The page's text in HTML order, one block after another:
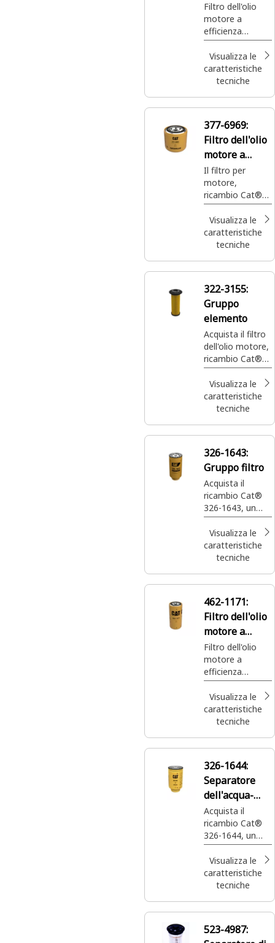
Filtro dell'olio
motore a
efficienza
standard
Visualizza le
caratteristiche
tecniche
377-6969:
Filtro dell'olio
motore a
efficienza
standard
Il filtro per
motore,
ricambio Cat®
377-6969, offre
un'efficienza
standard per
proteggere il
macchina e
funzionamento
ottimale.
Visualizza le
caratteristiche
tecniche
322-3155:
Gruppo
elemento
Acquista il filtro
dell'olio motore,
ricambio Cat®
322-3155, che
offre
un'efficienza
standard per
motore della tua
assicurarne il
funzionamento
ottimale.
Visualizza le
caratteristiche
tecniche
326-1643:
Gruppo filtro
Acquista il
ricambio Cat®
326-1643, un
separatore
dell'acqua del
combustibile ad
alta efficienza,
eliminare il 100%
e il 90%
dell'acqua
emulsionata,
oltre ai
contaminanti di
minori
dimensioni,
contribuendo al
contempo a
prolungare la
durata del filtro
secondario e
Visualizza le
caratteristiche
tecniche
462-1171:
Filtro dell'olio
motore a
efficienza
standard
Filtro dell'olio
motore a
efficienza
standard
Visualizza le
caratteristiche
tecniche
326-1644:
Separatore
dell'acqua-
combustibile
Acquista il
ricambio Cat®
326-1644, un
separatore
dell'acqua del
combustibile ad
alta efficienza
prolungare la
macchina Cat®.
Visualizza le
caratteristiche
tecniche
523-4987: